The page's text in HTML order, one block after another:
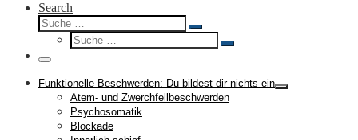
Search
Suche
Suche
…
Suche
Suche
Menü
Funktionelle Beschwerden: Du bildest dir nichts ein
Atem- und Zwerchfellbeschwerden
Psychosomatik
Blockade